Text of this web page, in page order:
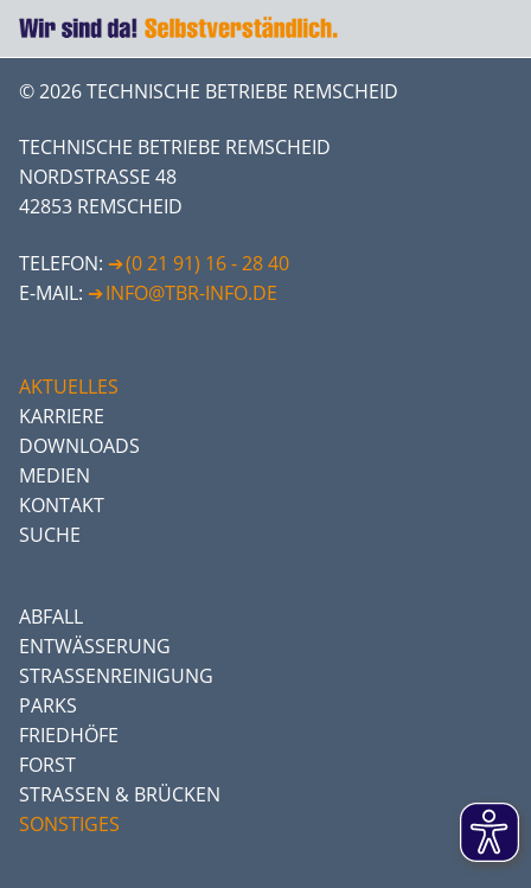
© 2026 TECHNISCHE BETRIEBE REMSCHEID
TECHNISCHE BETRIEBE REMSCHEID
NORDSTRASSE 48
42853 REMSCHEID
TELEFON:
(0 21 91) 16 - 28 40
E-MAIL:
INFO@TBR-INFO.DE
AKTUELLES
KARRIERE
DOWNLOADS
MEDIEN
KONTAKT
SUCHE
ABFALL
ENTWÄSSERUNG
STRASSENREINIGUNG
PARKS
FRIEDHÖFE
FORST
STRASSEN & BRÜCKEN
SONSTIGES